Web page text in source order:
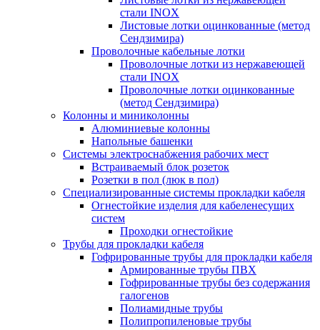
стали INOX
Листовые лотки оцинкованные (метод
Сендзимира)
Проволочные кабельные лотки
Проволочные лотки из нержавеющей
стали INOX
Проволочные лотки оцинкованные
(метод Сендзимира)
Колонны и миниколонны
Алюминиевые колонны
Напольные башенки
Системы электроснабжения рабочих мест
Встраиваемый блок розеток
Розетки в пол (люк в пол)
Специализированные системы прокладки кабеля
Огнестойкие изделия для кабеленесущих
систем
Проходки огнестойкие
Трубы для прокладки кабеля
Гофрированные трубы для прокладки кабеля
Армированные трубы ПВХ
Гофрированные трубы без содержания
галогенов
Полиамидные трубы
Полипропиленовые трубы